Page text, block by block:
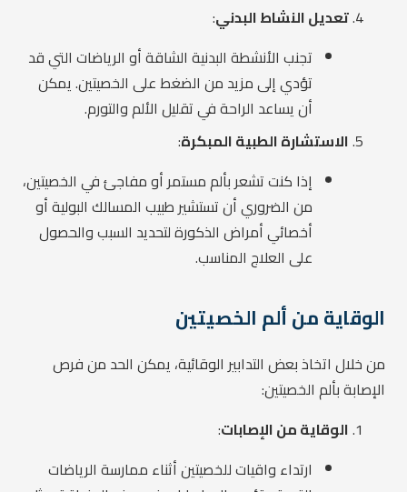
تعديل النشاط البدني:
تجنب الأنشطة البدنية الشاقة أو الرياضات التي قد
تؤدي إلى مزيد من الضغط على الخصيتين. يمكن
أن يساعد الراحة في تقليل الألم والتورم.
الاستشارة الطبية المبكرة:
إذا كنت تشعر بألم مستمر أو مفاجئ في الخصيتين،
من الضروري أن تستشير طبيب المسالك البولية أو
أخصائي أمراض الذكورة لتحديد السبب والحصول
على العلاج المناسب.
الوقاية من ألم الخصيتين
من خلال اتخاذ بعض التدابير الوقائية، يمكن الحد من فرص
الإصابة بألم الخصيتين:
الوقاية من الإصابات:
ارتداء واقيات للخصيتين أثناء ممارسة الرياضات